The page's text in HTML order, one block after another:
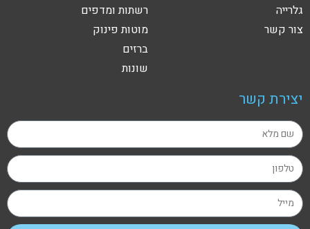
גלרייה
צור קשר
רשתות ומדפים
מוטות פינוק
ברזים
שונות
יצירת קשר